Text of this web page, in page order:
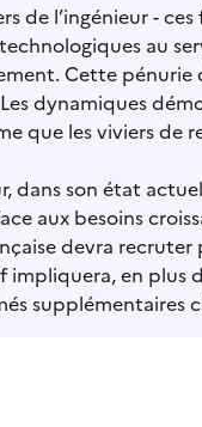
de l’ingénieur -
au
Cette
dynamiques
que les viviers
dans son état
aux besoins
devra recruter
en plus
supplémentaires